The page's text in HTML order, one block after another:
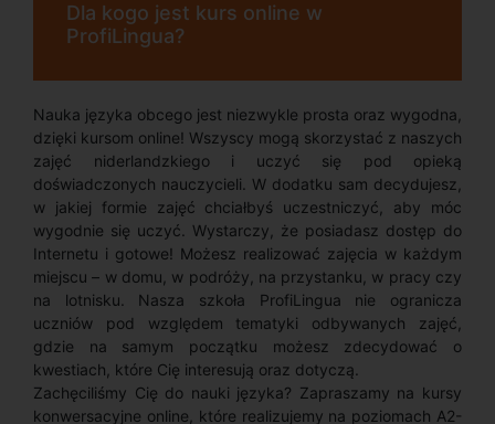
Dla kogo jest kurs online w
ProfiLingua?
Nauka języka obcego jest niezwykle prosta oraz wygodna,
dzięki kursom online! Wszyscy mogą skorzystać z naszych
zajęć niderlandzkiego i uczyć się pod opieką
doświadczonych nauczycieli. W dodatku sam decydujesz,
w jakiej formie zajęć chciałbyś uczestniczyć, aby móc
wygodnie się uczyć. Wystarczy, że posiadasz dostęp do
Internetu i gotowe! Możesz realizować zajęcia w każdym
miejscu – w domu, w podróży, na przystanku, w pracy czy
na lotnisku. Nasza szkoła ProfiLingua nie ogranicza
uczniów pod względem tematyki odbywanych zajęć,
gdzie na samym początku możesz zdecydować o
kwestiach, które Cię interesują oraz dotyczą.
Zachęciliśmy Cię do nauki języka? Zapraszamy na kursy
konwersacyjne online, które realizujemy na poziomach A2-